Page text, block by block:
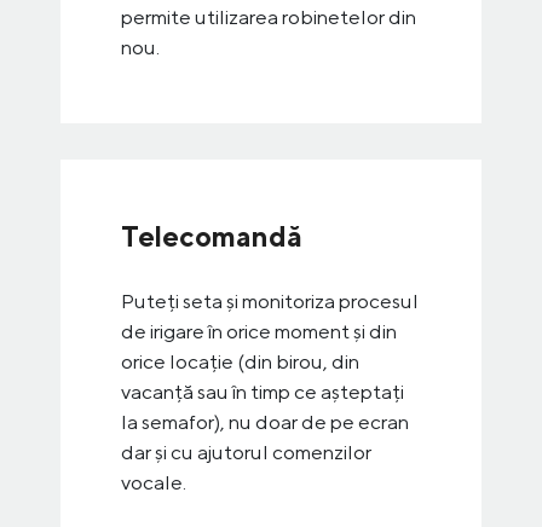
permite utilizarea robinetelor din
nou.
Telecomandă
Puteți seta și monitoriza procesul
de irigare în orice moment și din
orice locație (din birou, din
vacanță sau în timp ce așteptați
la semafor), nu doar de pe ecran
dar și cu ajutorul comenzilor
vocale.